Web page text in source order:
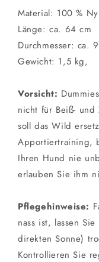
Material: 100 %
Länge: ca. 64 cm
Durchmesser: ca.
Gewicht: 1,5 kg,
Vorsicht:
nicht für Beiß- und
soll das Wild
Apportiertraining,
Ihren Hund nie
erlauben Sie ihm
Pflegehinweise:
nass ist, lassen
direkten Sonne)
Kontrollieren Sie